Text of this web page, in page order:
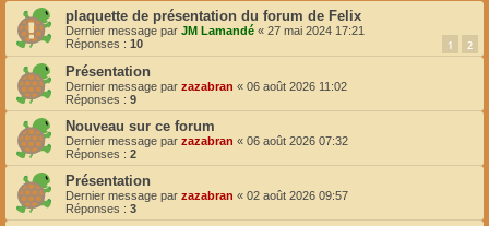
plaquette de présentation du forum de Felix
Dernier message par JM Lamandé « 27 mai 2024 17:21
Réponses : 10 1 2
Présentation
Dernier message par zazabran « 06 août 2026 11:02
Réponses : 9
Nouveau sur ce forum
Dernier message par zazabran « 06 août 2026 07:32
Réponses : 2
Présentation
Dernier message par zazabran « 02 août 2026 09:57
Réponses : 3